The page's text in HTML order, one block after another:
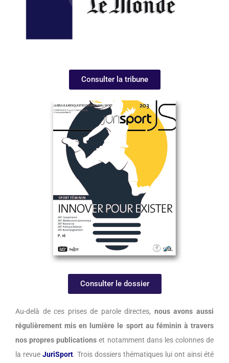
Consulter la tribune
Consulter le dossier
Au-delà de ces prises de parole directes, nous avons aussi
régulièrement mis en lumière le sport au féminin à travers
nos propres publications et notamment dans les colonnes de
la revue JuriSport. Trois dossiers thématiques lui ont ainsi été